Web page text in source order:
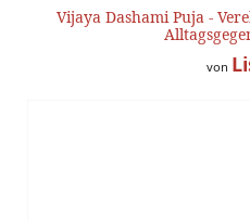
Vijaya Dashami Puja -
von